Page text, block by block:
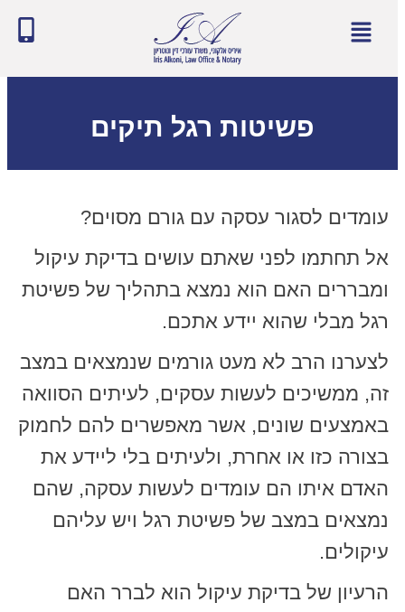
פשיטות רגל תיקים
עומדים לסגור עסקה עם גורם מסוים?
אל תחתמו לפני שאתם עושים בדיקת עיקול
ומבררים האם הוא נמצא בתהליך של פשיטת
רגל מבלי שהוא יידע אתכם.
לצערנו הרב לא מעט גורמים שנמצאים במצב
זה, ממשיכים לעשות עסקים, לעיתים הסוואה
באמצעים שונים, אשר מאפשרים להם לחמוק
בצורה כזו או אחרת, ולעיתים בלי ליידע את
האדם איתו הם עומדים לעשות עסקה, שהם
נמצאים במצב של פשיטת רגל ויש עליהם
עיקולים.
הרעיון של בדיקת עיקול הוא לברר האם